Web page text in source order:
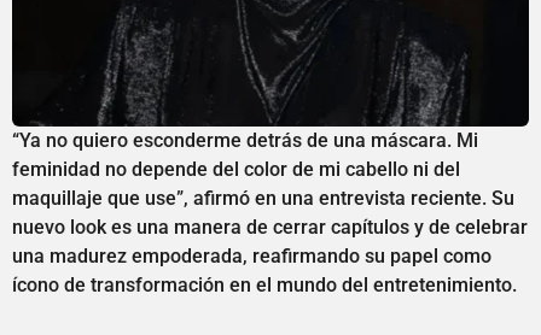
“Ya no quiero esconderme detrás de una máscara. Mi
feminidad no depende del color de mi cabello ni del
maquillaje que use”, afirmó en una entrevista reciente. Su
nuevo look es una manera de cerrar capítulos y de celebrar
una madurez empoderada, reafirmando su papel como
ícono de transformación en el mundo del entretenimiento.